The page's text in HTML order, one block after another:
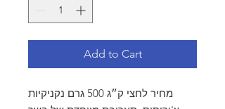
Add to Cart
מחיר לחצי ק״ג 500 גרם נקניקיות